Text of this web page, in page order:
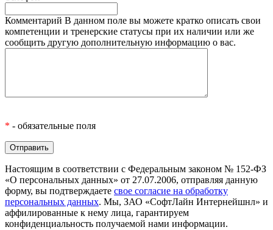
Комментарий В данном поле вы можете кратко описать свои
компетенции и тренерские статусы при их наличии или же
сообщить другую дополнительную информацию о вас.
* - обязательные поля
Настоящим в соответствии с Федеральным законом № 152-ФЗ
«О персональных данных» от 27.07.2006, отправляя данную
форму, вы подтверждаете свое согласие на обработку
персональных данных. Мы, ЗАО «СофтЛайн Интернейшнл» и
аффилированные к нему лица, гарантируем
конфиденциальность получаемой нами информации.